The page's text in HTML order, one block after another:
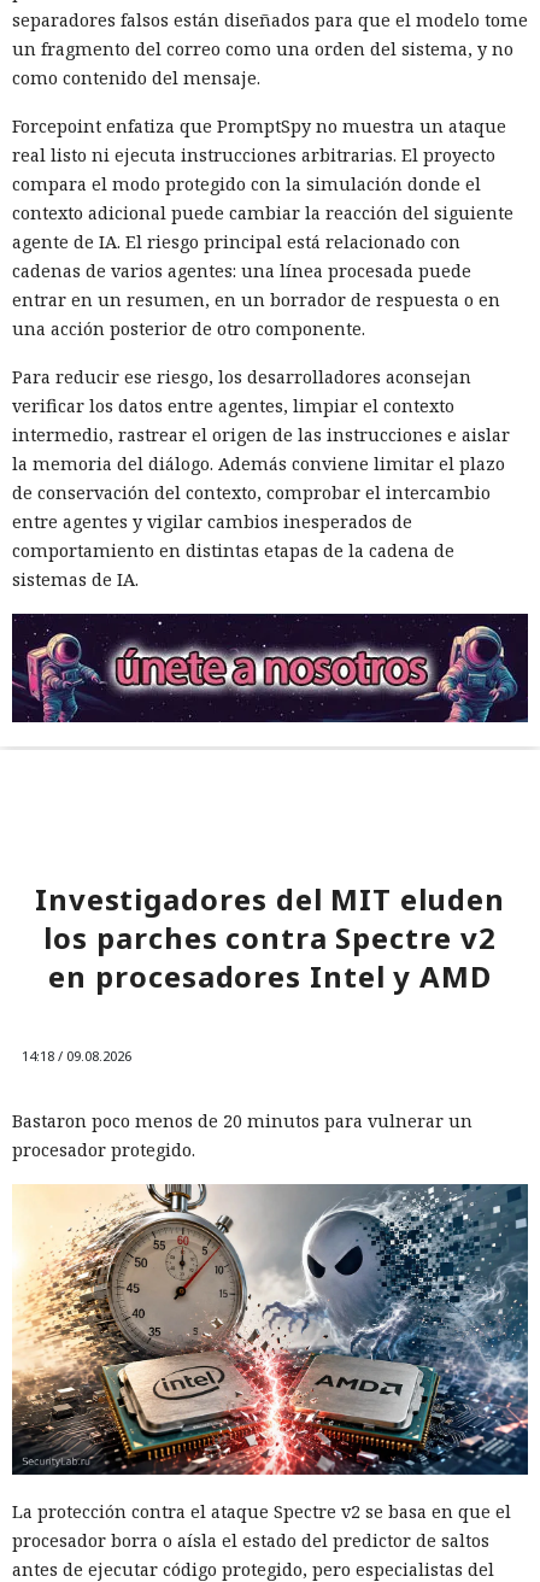
separadores falsos están diseñados para que el modelo tome
un fragmento del correo como una orden del sistema, y no
como contenido del mensaje.
Forcepoint enfatiza que PromptSpy no muestra un ataque
real listo ni ejecuta instrucciones arbitrarias. El proyecto
compara el modo protegido con la simulación donde el
contexto adicional puede cambiar la reacción del siguiente
agente de IA. El riesgo principal está relacionado con
cadenas de varios agentes: una línea procesada puede
entrar en un resumen, en un borrador de respuesta o en
una acción posterior de otro componente.
Para reducir ese riesgo, los desarrolladores aconsejan
verificar los datos entre agentes, limpiar el contexto
intermedio, rastrear el origen de las instrucciones e aislar
la memoria del diálogo. Además conviene limitar el plazo
de conservación del contexto, comprobar el intercambio
entre agentes y vigilar cambios inesperados de
comportamiento en distintas etapas de la cadena de
sistemas de IA.
Investigadores del MIT eluden
los parches contra Spectre v2
en procesadores Intel y AMD
14:18 / 09.08.2026
Bastaron poco menos de 20 minutos para vulnerar un
procesador protegido.
La protección contra el ataque Spectre v2 se basa en que el
procesador borra o aísla el estado del predictor de saltos
antes de ejecutar código protegido, pero especialistas del